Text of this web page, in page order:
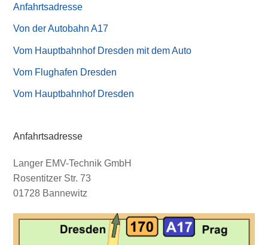
Anfahrtsadresse
Von der Autobahn A17
Vom Hauptbahnhof Dresden mit dem Auto
Vom Flughafen Dresden
Vom Hauptbahnhof Dresden
Anfahrtsadresse
Langer EMV-Technik GmbH
Rosentitzer Str. 73
01728 Bannewitz